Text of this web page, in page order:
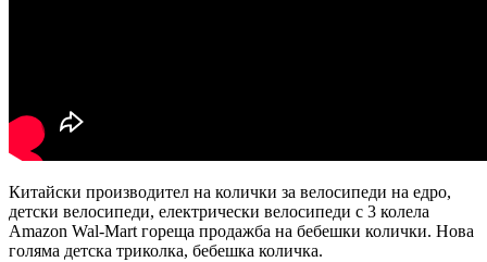
Китайски производител на колички за велосипеди на едро,
детски велосипеди, електрически велосипеди с 3 колела
Amazon Wal-Mart гореща продажба на бебешки колички. Нова
голяма детска триколка, бебешка количка.